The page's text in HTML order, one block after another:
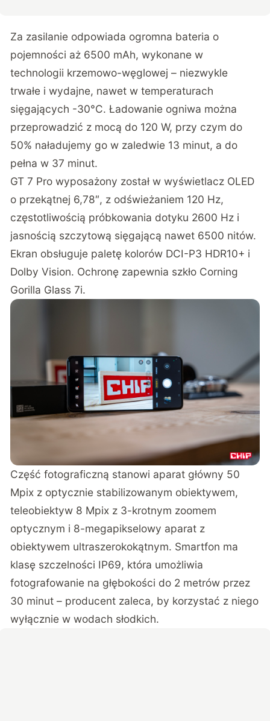
Za zasilanie odpowiada ogromna bateria o
pojemności aż 6500 mAh, wykonane w
technologii krzemowo-węglowej – niezwykle
trwałe i wydajne, nawet w temperaturach
sięgających -30°C. Ładowanie ogniwa można
przeprowadzić z mocą do 120 W, przy czym do
50% naładujemy go w zaledwie 13 minut, a do
pełna w 37 minut.
GT 7 Pro wyposażony został w wyświetlacz OLED
o przekątnej 6,78″, z odświeżaniem 120 Hz,
częstotliwością próbkowania dotyku 2600 Hz i
jasnością szczytową sięgającą nawet 6500 nitów.
Ekran obsługuje paletę kolorów DCI-P3 HDR10+ i
Dolby Vision. Ochronę zapewnia szkło Corning
Gorilla Glass 7i.
Część fotograficzną stanowi aparat główny 50
Mpix z optycznie stabilizowanym obiektywem,
teleobiektyw 8 Mpix z 3-krotnym zoomem
optycznym i 8-megapikselowy aparat z
obiektywem ultraszerokokątnym. Smartfon ma
klasę szczelności IP69, która umożliwia
fotografowanie na głębokości do 2 metrów przez
30 minut – producent zaleca, by korzystać z niego
wyłącznie w wodach słodkich.